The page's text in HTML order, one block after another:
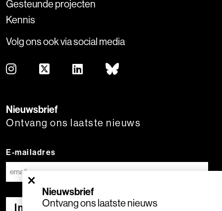
×
Nieuwsbrief
Ontvang ons laatste nieuws
Gesteunde projecten
Kennis
Volg ons ook via social media
Nieuwsbrief
Ontvang ons laatste nieuws
E-mailadres
Inschrijven